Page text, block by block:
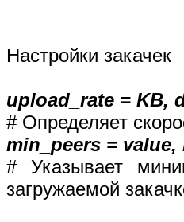
Настройки закачек
upload_rate = KB,
# Определяет
min_peers = value,
# Указывает
загружаемой